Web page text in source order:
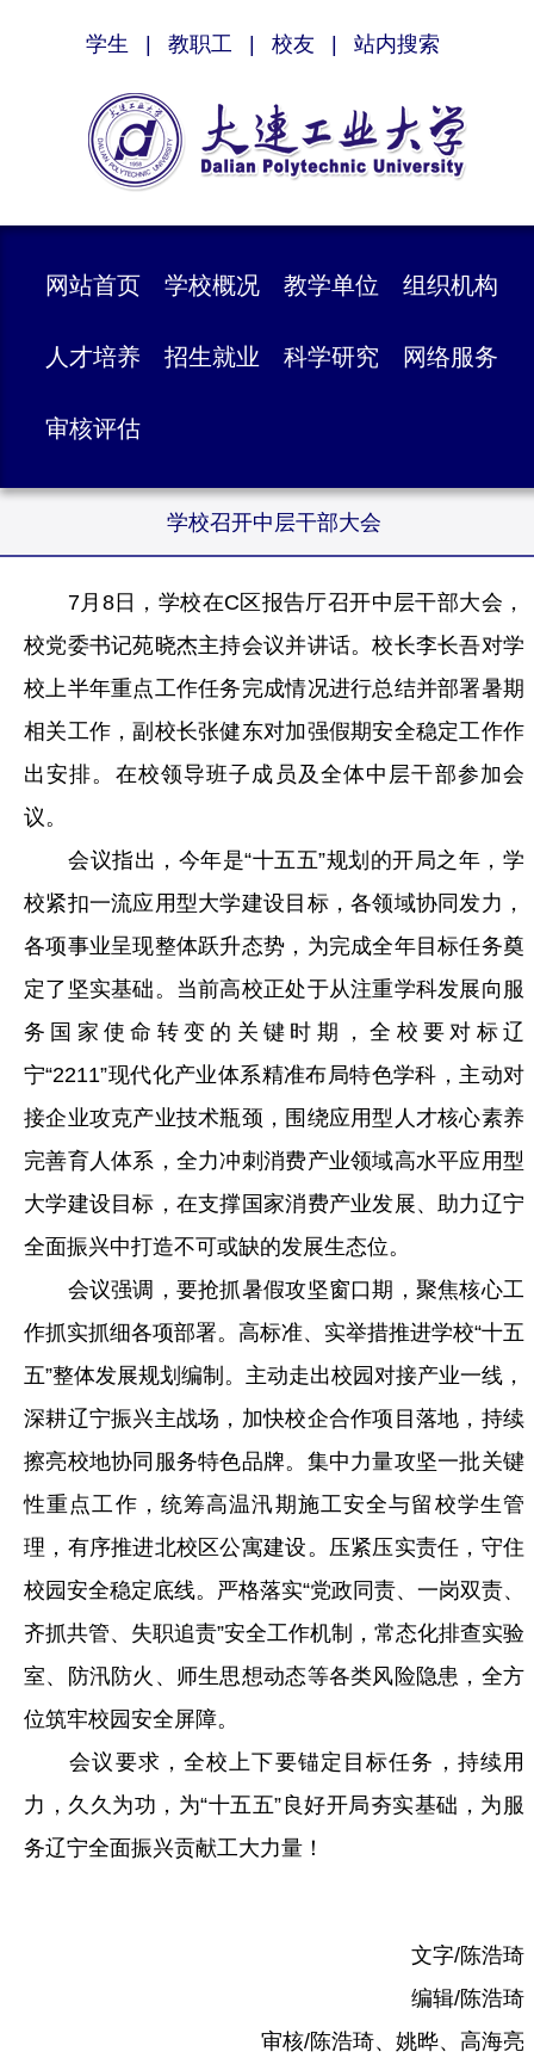
学生 教职工 校友 站内搜索
网站首页 学校概况 教学单位 组织机构
人才培养 招生就业 科学研究 网络服务
审核评估
学校召开中层干部大会
7月8日，学校在C区报告厅召开中层干部大会，
校党委书记苑晓杰主持会议并讲话。校长李长吾对学
校上半年重点工作任务完成情况进行总结并部署暑期
相关工作，副校长张健东对加强假期安全稳定工作作
出安排。在校领导班子成员及全体中层干部参加会
议。
会议指出，今年是“十五五”规划的开局之年，学
校紧扣一流应用型大学建设目标，各领域协同发力，
各项事业呈现整体跃升态势，为完成全年目标任务奠
定了坚实基础。当前高校正处于从注重学科发展向服
务国家使命转变的关键时期，全校要对标辽
宁“2211”现代化产业体系精准布局特色学科，主动对
接企业攻克产业技术瓶颈，围绕应用型人才核心素养
完善育人体系，全力冲刺消费产业领域高水平应用型
大学建设目标，在支撑国家消费产业发展、助力辽宁
全面振兴中打造不可或缺的发展生态位。
会议强调，要抢抓暑假攻坚窗口期，聚焦核心工
作抓实抓细各项部署。高标准、实举措推进学校“十五
五”整体发展规划编制。主动走出校园对接产业一线，
深耕辽宁振兴主战场，加快校企合作项目落地，持续
擦亮校地协同服务特色品牌。集中力量攻坚一批关键
性重点工作，统筹高温汛期施工安全与留校学生管
理，有序推进北校区公寓建设。压紧压实责任，守住
校园安全稳定底线。严格落实“党政同责、一岗双责、
齐抓共管、失职追责”安全工作机制，常态化排查实验
室、防汛防火、师生思想动态等各类风险隐患，全方
位筑牢校园安全屏障。
会议要求，全校上下要锚定目标任务，持续用
力，久久为功，为“十五五”良好开局夯实基础，为服
务辽宁全面振兴贡献工大力量！
文字/陈浩琦
编辑/陈浩琦
审核/陈浩琦、姚晔、高海亮